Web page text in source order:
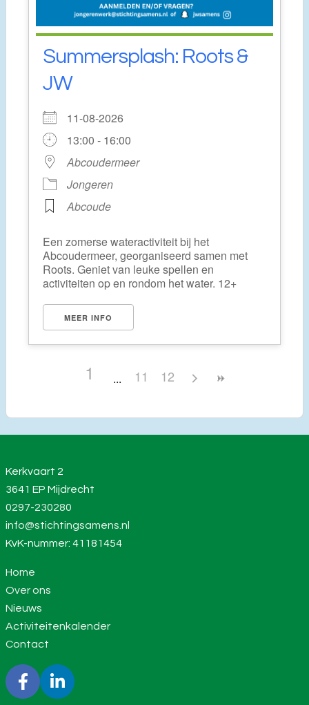
Summersplash: Roots &
JW
11-08-2026
13:00 - 16:00
Abcoudermeer
Jongeren
Abcoude
Een zomerse wateractiviteit bij het
Abcoudermeer, georganiseerd samen met
Roots. Geniet van leuke spellen en
activiteiten op en rondom het water. 12+
MEER INFO
1 11 12
Kerkvaart 2
3641 EP Mijdrecht
0297-230280
info@stichtingsamens.nl
KvK-nummer: 41181454
Home
Over ons
Nieuws
Activiteitenkalender
Contact